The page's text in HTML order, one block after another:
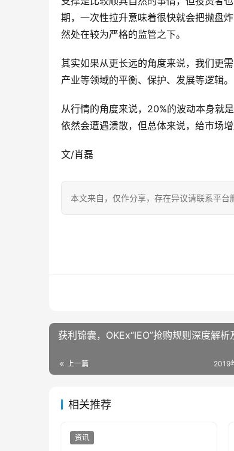
期，一次性拉升意味着很快就会把抛盘
然处在较为严格的监管之下。
其实如果从更长远的角度来说，我们更
产业等领域的平衡、保护、发展等逻辑。
从行情的角度来说，20%的波动本身就
依然会遭遇溃散，但总体来说，给市场增
文/肖磊
本文来自 ，仅作分享，存在异议请联系平台
获利锦囊，OKEx“IEO”抢购规则深度解析
上一篇 2019
相关推荐
资讯